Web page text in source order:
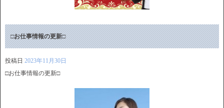
□お仕事情報の更新□
投稿日 2023年11月30日
□お仕事情報の更新□